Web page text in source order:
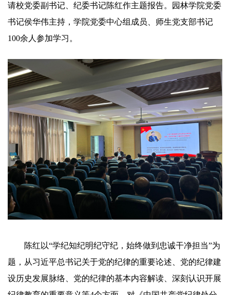
请校党委副书记、纪委书记陈红作主题报告。园林学院党委
书记侯华伟主持，学院党委中心组成员、师生党支部书记
100余人参加学习。
陈红以“学纪知纪明纪守纪，始终做到忠诚干净担当”为
题，从习近平总书记关于党的纪律的重要论述、党的纪律建
设历史发展脉络、党的纪律的基本内容解读、深刻认识开展